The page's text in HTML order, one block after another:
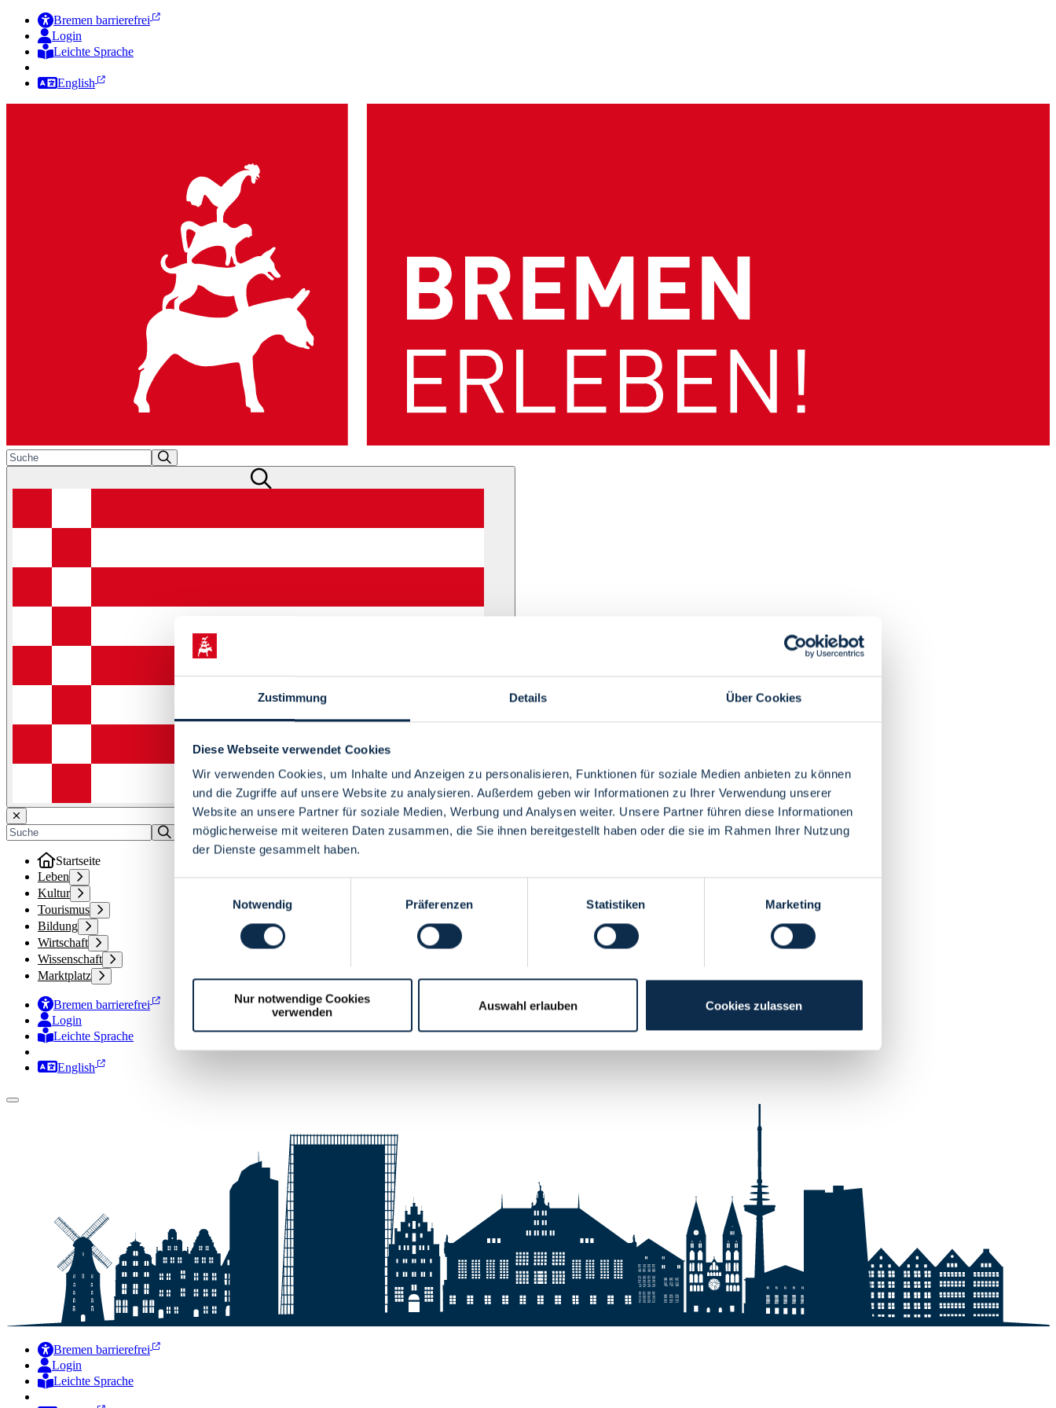
Zustimmung Details Über Cookies
Diese Webseite verwendet Cookies
Wir verwenden Cookies, um Inhalte und Anzeigen zu personalisieren, Funktionen für soziale Medien anbieten zu können
und die Zugriffe auf unsere Website zu analysieren. Außerdem geben wir Informationen zu Ihrer Verwendung unserer
Website an unsere Partner für soziale Medien, Werbung und Analysen weiter. Unsere Partner führen diese Informationen
möglicherweise mit weiteren Daten zusammen, die Sie ihnen bereitgestellt haben oder die sie im Rahmen Ihrer Nutzung
der Dienste gesammelt haben.
Notwendig
Präferenzen Statistiken Marketing
Nur notwendige Cookies
verwenden
Auswahl erlauben Cookies zulassen
Bremen barrierefrei
Login
Leichte Sprache
English
Menü
Startseite
Leben
Kultur
Tourismus
Bildung
Wirtschaft
Wissenschaft
Marktplatz
Bremen barrierefrei
Login
Leichte Sprache
Zur Deutschen Gebärdensprache
English
Bremen barrierefrei
Login
Leichte Sprache